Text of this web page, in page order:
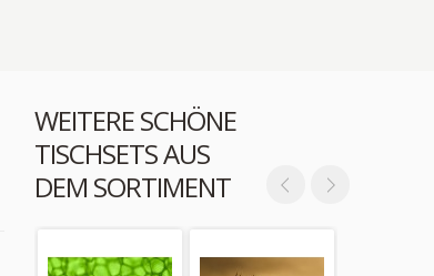
WEITERE SCHÖNE
TISCHSETS AUS
DEM SORTIMENT